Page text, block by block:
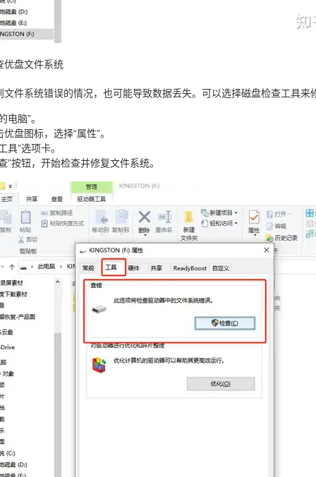
优盘文件系统
文件系统错误的情况，也可能导致数据丢失。可以选择磁盘检查工具来
电脑”。
盘图标，选择“属性”。
具”选项卡。
”按钮，开始检查并修复文件系统。